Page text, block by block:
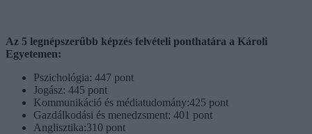
Az 5 legnépszerűbb képzés felvételi ponthatára a Károli
Egyetemen:
Pszichológia: 447 pont
Jogász: 445 pont
Kommunikáció és médiatudomány:425 pont
Gazdálkodási és menedzsment: 401 pont
Anglisztika:310 pont